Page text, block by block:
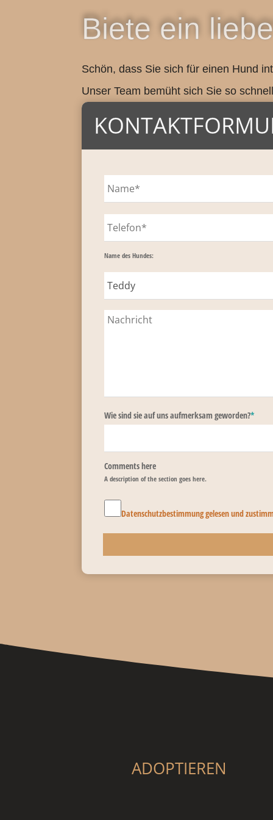
Biete ein
Schön, dass Sie sich für einen Hund
Unser Team bemüht sich Sie so
Name des Hundes:
Wie sind sie auf uns aufmerksam geworden?*
Comments here
A description of the section goes here.
Datenschutzbestimmung gelesen und
ADOPTIEREN